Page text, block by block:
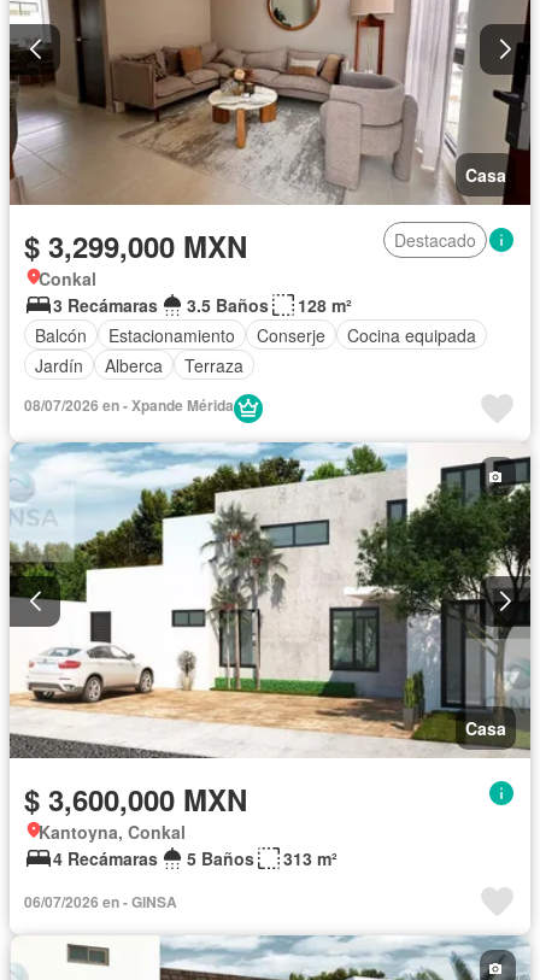
Casa
$ 3,299,000 MXN
Destacado
Conkal
3 Recámaras
3.5 Baños
128 m²
Balcón
Estacionamiento Conserje
Cocina equipada
Jardín
Alberca Terraza
08/07/2026 en - Xpande Mérida
Casa
$ 3,600,000 MXN
Kantoyna, Conkal
4 Recámaras
5 Baños 313 m²
06/07/2026 en - GINSA